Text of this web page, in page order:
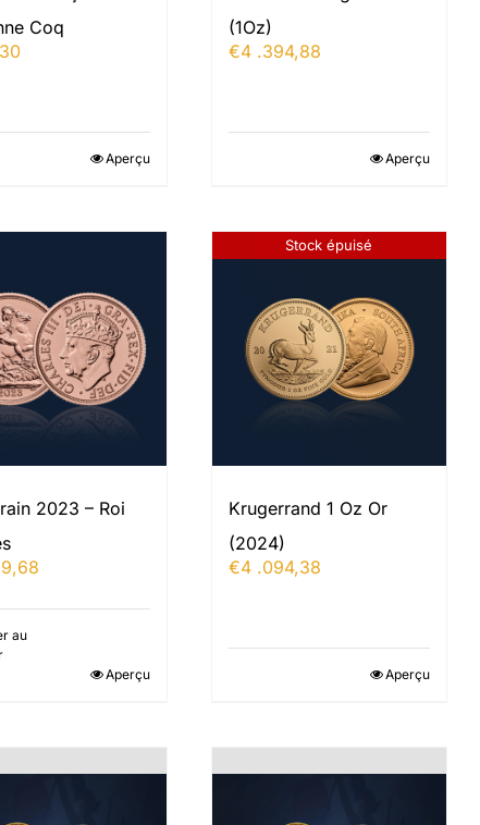
Coq
Aperçu
(1Oz)
€4 .394,88
Aperçu
2023 – Roi
au
Aperçu
Stock épuisé
Krugerrand 1 Oz Or
(2024)
€4 .094,38
Aperçu